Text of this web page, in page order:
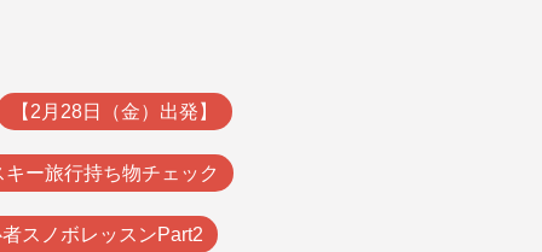
【2月28日（金）出発】
ー旅行持ち物チェック
スノボレッスンPart2